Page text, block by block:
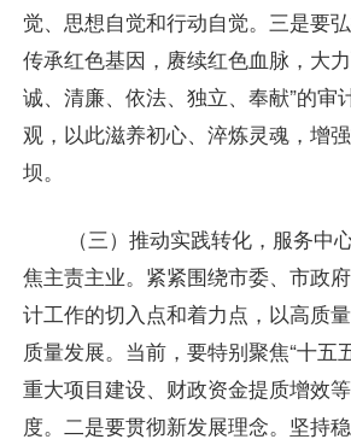
觉、思想自觉和行动自觉。三是要弘
传承红色基因，赓续红色血脉，大
诚、清廉、依法、独立、奉献”的审
观，以此滋养初心、淬炼灵魂，增
坝。
（三）推动实践转化，服务中
焦主责主业。紧紧围绕市委、市政
计工作的切入点和着力点，以高质
质量发展。当前，要特别聚焦“十五
重大项目建设、财政资金提质增效
度。二是要贯彻新发展理念。坚持